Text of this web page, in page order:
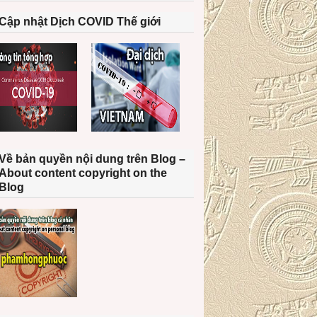
nhật Dịch COVID Thế giới
bản quyền nội dung trên Blog –
content copyright on the
Blog